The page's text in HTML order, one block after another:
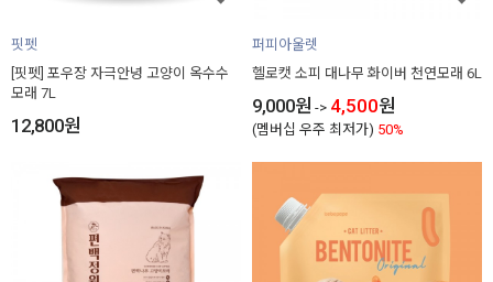
핏펫
[핏펫] 포우장 자극안녕 고양이 옥수수
모래 7L
12,800원
퍼피아울렛
헬로캣 소피 대나무 화이버 천연모래 6L
9,000원 -> 4,500원
(멤버십 우주 최저가) 50%